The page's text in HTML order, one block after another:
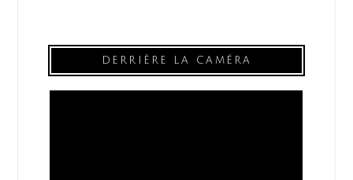
DERRIÈRE LA CAMÉRA